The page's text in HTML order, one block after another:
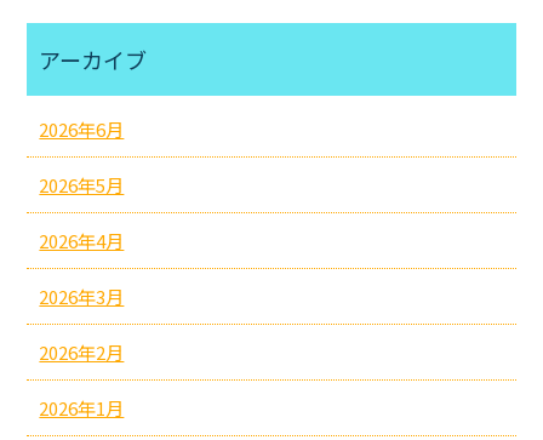
アーカイブ
2026年6月
2026年5月
2026年4月
2026年3月
2026年2月
2026年1月